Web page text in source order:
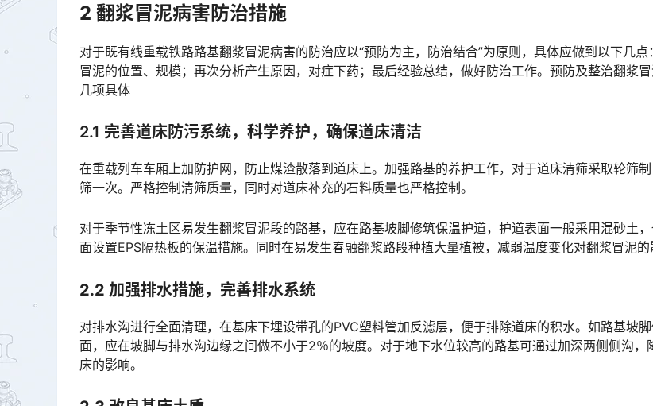
2 翻浆冒泥病害防治措施
对于既有线重载铁路路基翻浆冒泥病害的防治应以“预防为主，防治结合”为原则，具体应做到以下几点
冒泥的位置、规模；再次分析产生原因，对症下药；最后经验总结，做好防治工作。预防及整治翻浆
几项具体󠅅󠅃󠄵󠅂󠄪󠇖󠆨󠆨󠇕󠆞󠆒󠅬󠇘󠆭󠆘󠇙󠆝󠅵󠇗󠆭󠆁󠄐󠇗󠅹󠅸󠇖󠆍󠅳󠇖󠅹󠅰󠇖󠆌󠅹
2.1 完善道床防污系统，科学养护，确保道床清洁
在重载列车车厢上加防护网，防止煤渣散落到道床上。加强路基的养护工作，对于道床清筛采取轮筛
筛一次。严格控制清筛质量，同时对道床补充的石料质量也严格控制。󠅅󠅃󠄵󠅂󠄪󠇖󠆨󠆨󠇕󠆞󠆒󠅬󠇘󠆭󠆘󠇙󠆝󠅵󠇗󠆭󠆁󠄐󠇗󠅹󠅸󠇖󠆍󠅳󠇖󠅹󠅰󠇖󠆌󠅹
对于季节性冻土区易发生翻浆冒泥段的路基，应在路基坡脚修筑保温护道，护道表面一般采用混砂土
面设置EPS隔热板的保温措施。同时在易发生春融翻浆路段种植大量植被，减弱温度变化对翻浆冒泥的
2.2 加强排水措施，完善排水系统
对排水沟进行全面清理，在基床下埋设带孔的PVC塑料管加反滤层，便于排除道床的积水。如路基坡
面，应在坡脚与排水沟边缘之间做不小于2％的坡度。对于地下水位较高的路基可通过加深两侧侧沟，
床的影响。󠅅󠅃󠄵󠅂󠄪󠇖󠆨󠆨󠇕󠆞󠆒󠅬󠇘󠆭󠆘󠇙󠆝󠅵󠇗󠆭󠆁󠄐󠇗󠅹󠅸󠇖󠆍󠅳󠇖󠅹󠅰󠇖󠆌󠅹